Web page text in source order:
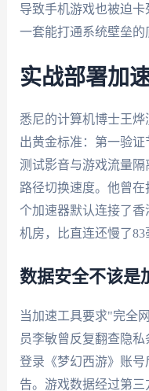
导致手机游戏也被迫
一套能打通系统壁垒的
实战部署加
悉尼的计算机博士王
出黄金标准：第一验
测试影音与游戏流量
路径切换速度。他曾
个加速器默认连接了
机房，比直连还慢了83
数据安全不该是
当加速工具要求"完全
员李敏曾反复翻查隐
登录《梦幻西游》账
告。游戏数据经过第